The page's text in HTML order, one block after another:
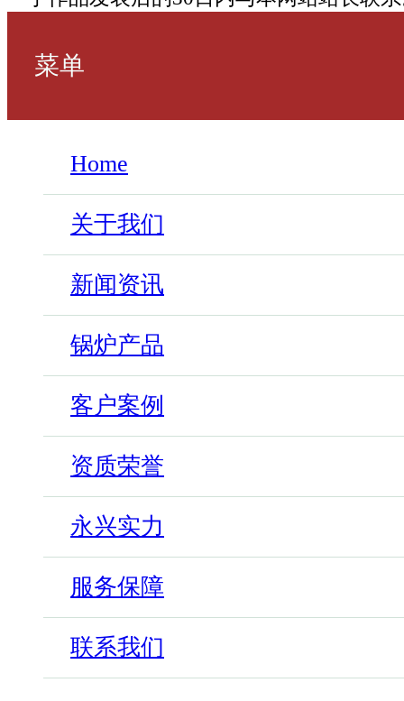
菜单
Home
关于我们
新闻资讯
锅炉产品
客户案例
资质荣誉
永兴实力
服务保障
联系我们